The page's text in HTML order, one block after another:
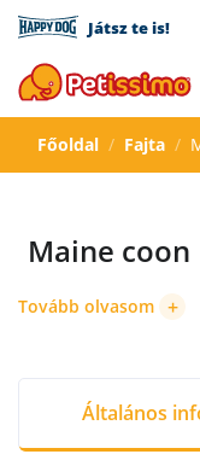
Játsz te is!
Főoldal Fajta
Maine coon
Tovább olvasom +
Általános